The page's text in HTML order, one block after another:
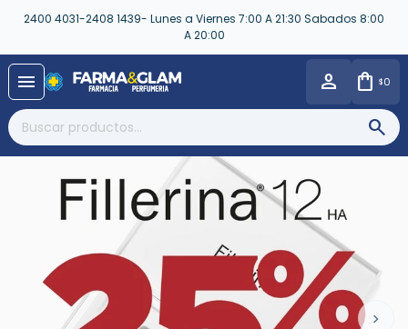
2400 4031-2408 1439- Lunes a Viernes 7:00 A 21:30 Sabados 8:00
A 20:00
menu $0